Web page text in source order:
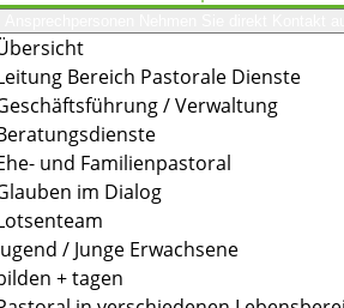
Bereich Pastorale Dienste
/ Verwaltung
und Familienpastoral
im Dialog
/ Junge Erwachsene
+ tagen